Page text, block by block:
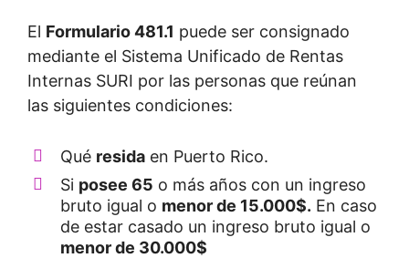
El Formulario 481.1 puede ser consignado
mediante el Sistema Unificado de Rentas
Internas SURI por las personas que reúnan
las siguientes condiciones:
Qué resida en Puerto Rico.
Si posee 65 o más años con un ingreso
bruto igual o menor de 15.000$. En caso
de estar casado un ingreso bruto igual o
menor de 30.000$